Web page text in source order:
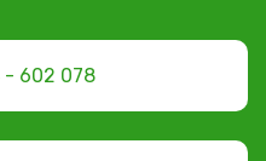
- 602 078